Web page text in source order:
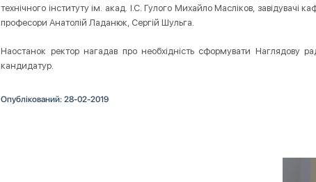
технічного інституту ім. акад. І.С. Гулого Михайло Масліков, завідувачі
професори Анатолій Ладанюк, Сергій Шульга.
Наостанок ректор нагадав про необхідність сформувати Наглядову
кандидатур.
Опублікований: 28-02-2019